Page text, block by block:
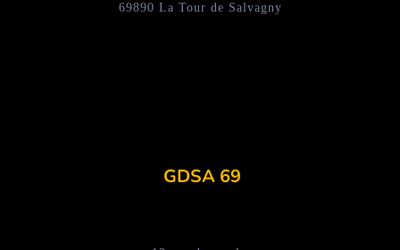
69890 La Tour de Salvagny
GDSA 69